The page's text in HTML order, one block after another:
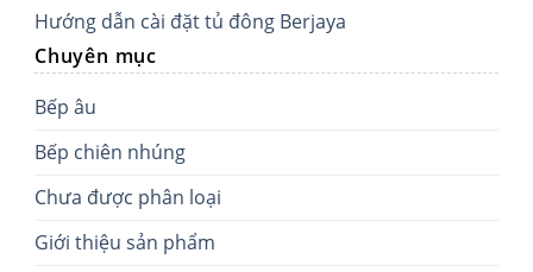
Hướng dẫn cài đặt tủ đông Berjaya
Chuyên mục
Bếp âu
Bếp chiên nhúng
Chưa được phân loại
Giới thiệu sản phẩm